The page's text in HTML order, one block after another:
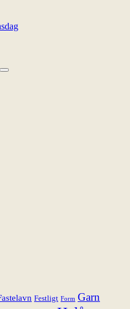
Festligt Form Garn